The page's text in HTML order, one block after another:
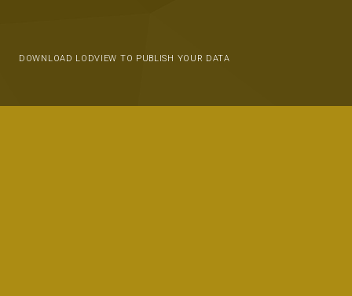
DOWNLOAD LODVIEW TO PUBLISH YOUR DATA